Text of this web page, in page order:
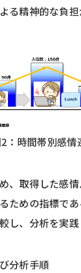
る精神的な負
：時間帯別感情
、取得した感
ための指標で
し、分析を実践
分析手順